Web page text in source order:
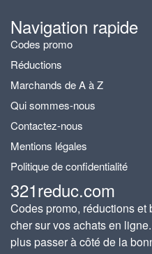
Navigation rapide
Codes promo
Réductions
Marchands de A à Z
Qui sommes-nous
Contactez-nous
Mentions légales
Politique de confidentialité
321reduc.com
Codes promo, réductions
cher sur vos achats en
plus passer à côté de la